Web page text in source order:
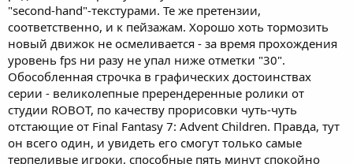
"second-hand"-текстурами. Те же претензии,
соответственно, и к пейзажам. Хорошо хоть тормозить
новый движок не осмеливается - за время прохождения
уровень fps ни разу не упал ниже отметки "30".
Обособленная строчка в графических достоинствах
серии - великолепные пререндеренные ролики от
студии ROBOT, по качеству прорисовки чуть-чуть
отстающие от Final Fantasy 7: Advent Children. Правда, тут
он всего один, и увидеть его смогут только самые
терпеливые игроки, способные пять минут спокойно